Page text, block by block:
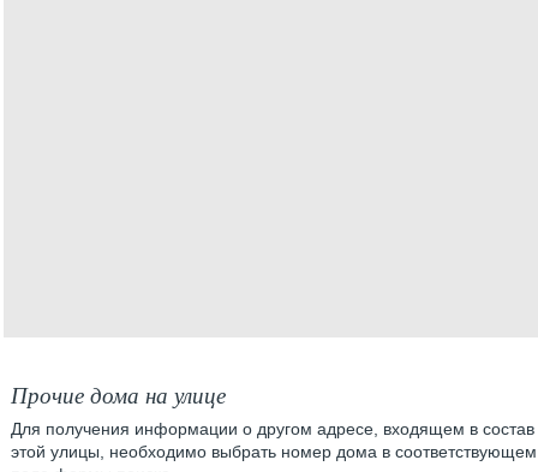
Прочие дома на улице
Для получения информации о другом адресе, входящем в состав
этой улицы, необходимо выбрать номер дома в соответствующем